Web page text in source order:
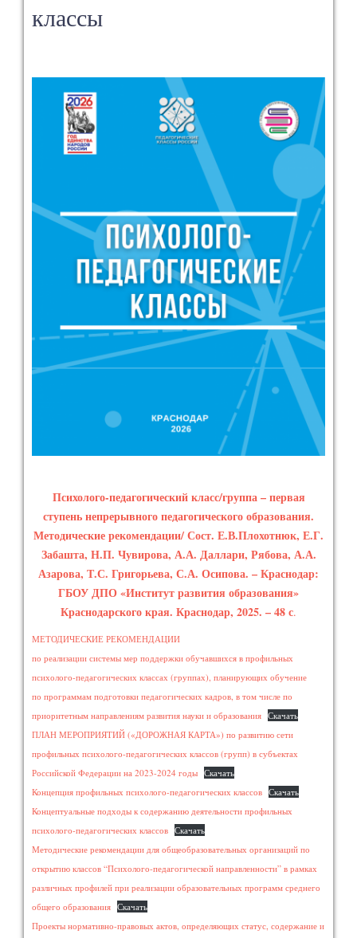
классы
Психолого-педагогический класс/группа – первая
ступень непрерывного педагогического образования.
Методические рекомендации/ Сост. Е.В.Плохотнюк, Е.Г.
Забашта, Н.П. Чувирова, А.А. Даллари, Рябова, А.А.
Азарова, Т.С. Григорьева, С.А. Осипова. – Краснодар:
ГБОУ ДПО «Институт развития образования»
Краснодарского края. Краснодар, 2025. – 48 с.
МЕТОДИЧЕСКИЕ РЕКОМЕНДАЦИИ
по реализации системы мер поддержки обучавшихся в профильных
психолого-педагогических классах (группах), планирующих обучение
по программам подготовки педагогических кадров, в том числе по
приоритетным направлениям развития науки и образования Скачать
ПЛАН МЕРОПРИЯТИЙ («ДОРОЖНАЯ КАРТА») по развитию сети
профильных психолого-педагогических классов (групп) в субъектах
Российской Федерации на 2023-2024 годы Скачать
Концепция профильных психолого-педагогических классов Скачать
Концептуальные подходы к содержанию деятельности профильных
психолого-педагогических классов Скачать
Методические рекомендации для общеобразовательных организаций по
открытию классов “Психолого-педагогической направленности” в рамках
различных профилей при реализации образовательных программ среднего
общего образования Скачать
Проекты нормативно-правовых актов, определяющих статус, содержание и